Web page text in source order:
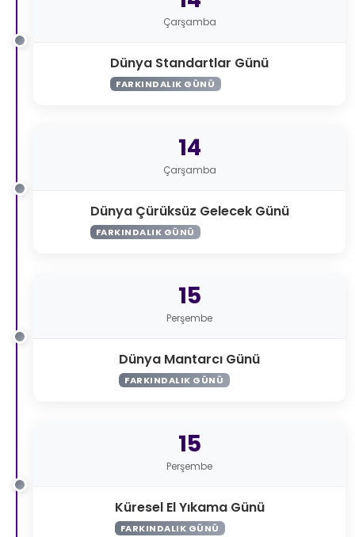
Çarşamba
Dünya Standartlar Günü
FARKINDALIK GÜNÜ
14
Çarşamba
Dünya Çürüksüz Gelecek Günü
FARKINDALIK GÜNÜ
15
Perşembe
Dünya Mantarcı Günü
FARKINDALIK GÜNÜ
15
Perşembe
Küresel El Yıkama Günü
FARKINDALIK GÜNÜ